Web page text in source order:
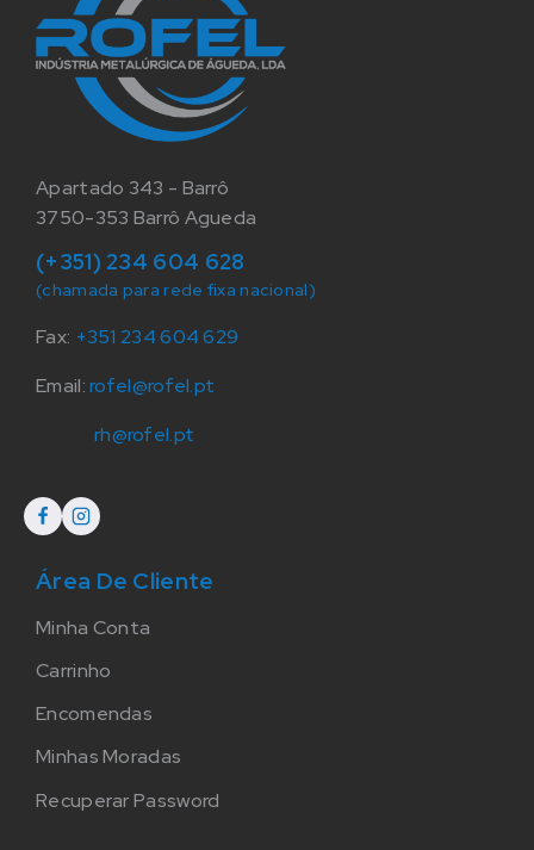
Apartado 343 - Barrô
3750-353 Barrô Agueda
(+351) 234 604 628
(chamada para rede fixa nacional)
Fax: +351 234 604 629
Email:rofel@rofel.pt
rh@rofel.pt
Área De Cliente
Minha Conta
Carrinho
Encomendas
Minhas Moradas
Recuperar Password